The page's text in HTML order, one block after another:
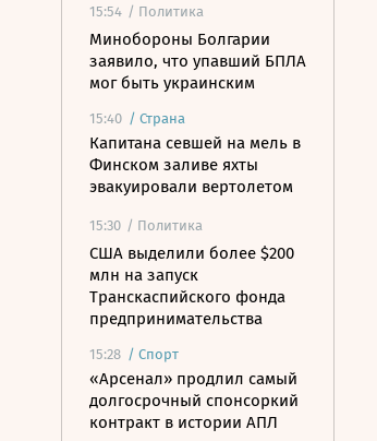
15:54 / Политика
Минобороны Болгарии
заявило, что упавший БПЛА
мог быть украинским
15:40 / Страна
Капитана севшей на мель в
Финском заливе яхты
эвакуировали вертолетом
15:30 / Политика
США выделили более $200
млн на запуск
Транскаспийского фонда
предпринимательства
15:28 / Спорт
«Арсенал» продлил самый
долгосрочный спонсоркий
контракт в истории АПЛ